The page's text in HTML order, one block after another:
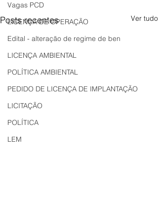
Vagas PCD
LICENÇA DE OPERAÇÃO
Edital - alteração de regime de ben
LICENÇA AMBIENTAL
POLÍTICA AMBIENTAL
PEDIDO DE LICENÇA DE IMPLANTAÇÃO
LICITAÇÃO
POLÍTICA
LEM
Posts recentes Ver tudo